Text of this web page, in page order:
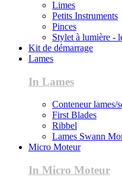
Limes
Petits Instruments
Pinces
Stylet à lumière -
Kit de démarrage
Lames
In Lames
Conteneur lames/
First Blades
Ribbel
Lames Swann
Micro Moteur
In Micro Moteur